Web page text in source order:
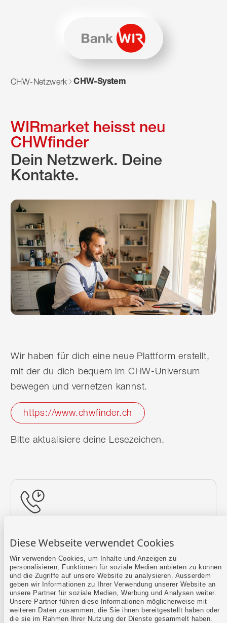
Diese Webseite verwendet Cookies
Wir verwenden Cookies, um Inhalte und Anzeigen zu
personalisieren, Funktionen für soziale Medien anbieten zu können
und die Zugriffe auf unsere Website zu analysieren. Ausserdem
geben wir Informationen zu Ihrer Verwendung unserer Website an
unsere Partner für soziale Medien, Werbung und Analysen weiter.
Unsere Partner führen diese Informationen möglicherweise mit
weiteren Daten zusammen, die Sie ihnen bereitgestellt haben oder
die sie im Rahmen Ihrer Nutzung der Dienste gesammelt haben.
Zum Navigieren dieser Seite wird JavaScript benötigt.
CHW-Netzwerk CHW-System
WIRmarket heisst neu
CHWfinder
Dein Netzwerk. Deine
Kontakte.
Wir haben für dich eine neue Plattform erstellt,
mit der du dich bequem im CHW-Universum
bewegen und vernetzen kannst.
https://www.chwfinder.ch
Bitte aktualisiere deine Lesezeichen.
Mehr erfahren